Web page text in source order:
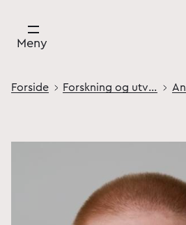
Meny
Forside Forskning og utvikling